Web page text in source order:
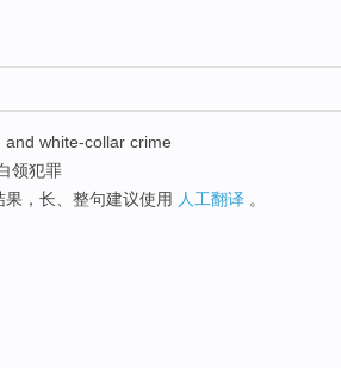
white-collar crime
领犯罪
果，长、整句建议使用 人工翻译 。